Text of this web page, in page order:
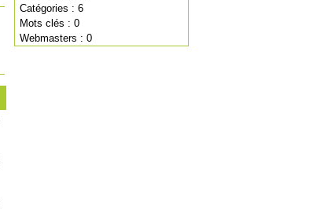
Catégories : 6
Mots clés : 0
Webmasters : 0